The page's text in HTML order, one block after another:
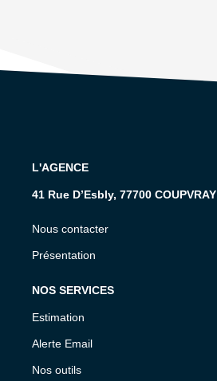
L'AGENCE
41 Rue D’Esbly, 77700 COUPVRAY
Nous contacter
Présentation
NOS SERVICES
Estimation
Alerte Email
Nos outils